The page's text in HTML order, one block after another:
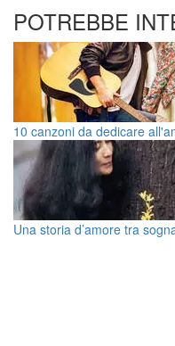
POTREBBE
10 canzoni da dedicare
Una storia d’amore tra